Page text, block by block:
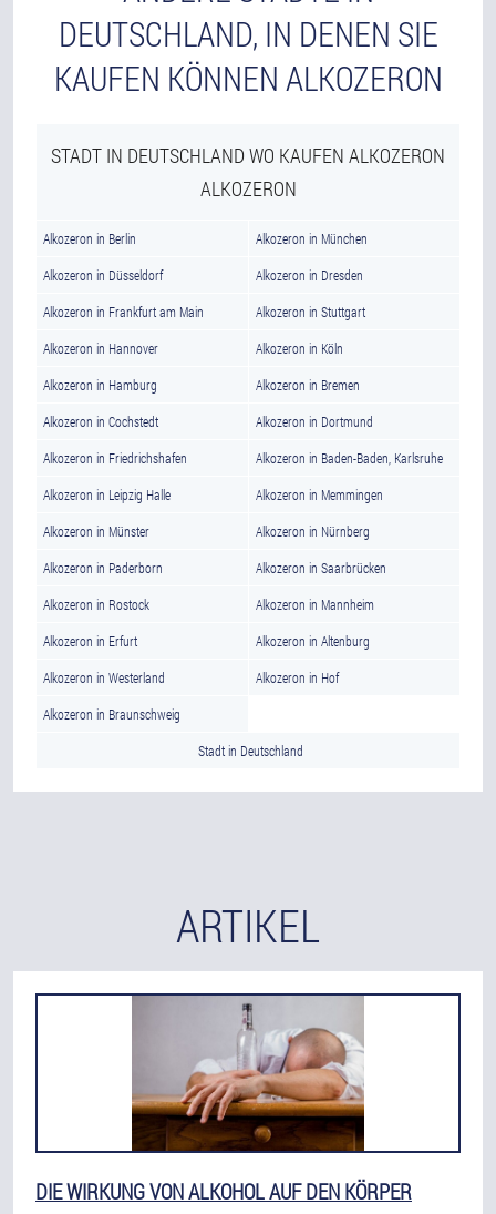
DEUTSCHLAND, IN DENEN SIE
KAUFEN KÖNNEN ALKOZERON
STADT IN DEUTSCHLAND WO KAUFEN ALKOZERON
ALKOZERON
Alkozeron in Berlin Alkozeron in München
Alkozeron in Düsseldorf Alkozeron in Dresden
Alkozeron in Frankfurt am Main Alkozeron in Stuttgart
Alkozeron in Hannover Alkozeron in Köln
Alkozeron in Hamburg Alkozeron in Bremen
Alkozeron in Cochstedt Alkozeron in Dortmund
Alkozeron in Friedrichshafen Alkozeron in Baden-Baden, Karlsruhe
Alkozeron in Leipzig Halle Alkozeron in Memmingen
Alkozeron in Münster Alkozeron in Nürnberg
Alkozeron in Paderborn Alkozeron in Saarbrücken
Alkozeron in Rostock Alkozeron in Mannheim
Alkozeron in Erfurt Alkozeron in Altenburg
Alkozeron in Westerland Alkozeron in Hof
Alkozeron in Braunschweig
Stadt in Deutschland
ARTIKEL
DIE WIRKUNG VON ALKOHOL AUF DEN KÖRPER